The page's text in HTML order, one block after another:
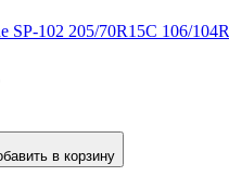
SP-102 205/70R15C 106/104R
в корзину